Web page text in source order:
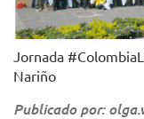
Jornada
Nariño
Publicado por: